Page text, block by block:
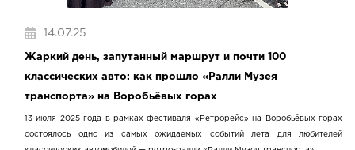
14.07.25
Жаркий день, запутанный маршрут и почти 100
классических авто: как прошло «Ралли Музея
транспорта» на Воробьёвых горах
13 июля 2025 года в рамках фестиваля «Ретрорейс» на Воробьёвых горах
состоялось одно из самых ожидаемых событий лета для любителей